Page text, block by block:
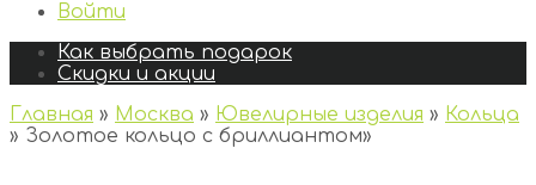
Войти
Как выбрать подарок
Скидки и акции
Главная » Москва » Ювелирные изделия » Кольца
» Золотое кольцо с бриллиантом»